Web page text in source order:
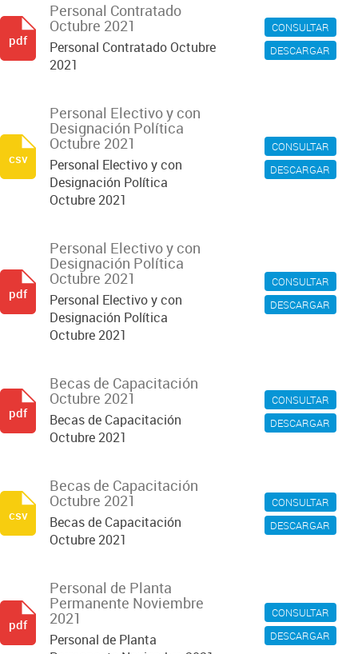
CONSULTAR
DESCARGAR
Personal Contratado
Octubre 2021
Personal Contratado Octubre
2021
pdf
CONSULTAR
DESCARGAR
Personal Electivo y con
Designación Política
Octubre 2021
Personal Electivo y con
Designación Política
Octubre 2021
csv
CONSULTAR
DESCARGAR
Personal Electivo y con
Designación Política
Octubre 2021
Personal Electivo y con
Designación Política
Octubre 2021
pdf
CONSULTAR
DESCARGAR
Becas de Capacitación
Octubre 2021
Becas de Capacitación
Octubre 2021
pdf
CONSULTAR
DESCARGAR
Becas de Capacitación
Octubre 2021
Becas de Capacitación
Octubre 2021
csv
CONSULTAR
DESCARGAR
Personal de Planta
Permanente Noviembre
2021
Personal de Planta
pdf